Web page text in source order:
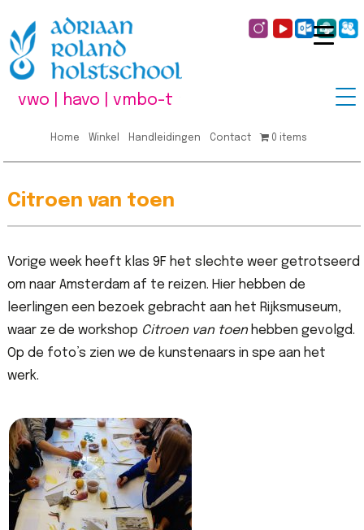
vwo | havo | vmbo-t
Home Winkel Handleidingen Contact 0 items
Citroen van toen
Vorige week heeft klas 9F het slechte weer getrotseerd
om naar Amsterdam af te reizen. Hier hebben de
leerlingen een bezoek gebracht aan het Rijksmuseum,
waar ze de workshop Citroen van toen hebben gevolgd.
Op de foto’s zien we de kunstenaars in spe aan het
werk.